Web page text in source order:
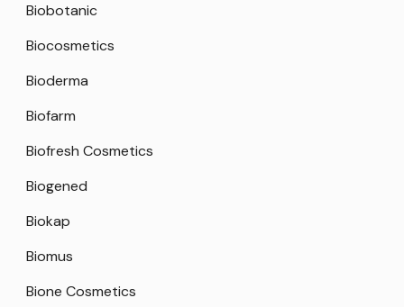
Biobotanic
Biocosmetics
Bioderma
Biofarm
Biofresh Cosmetics
Biogened
Biokap
Biomus
Bione Cosmetics